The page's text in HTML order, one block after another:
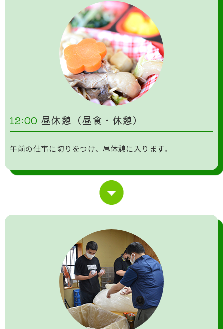
12:00 昼休憩（昼食・休憩）
午前の仕事に切りをつけ、昼休憩に入ります。